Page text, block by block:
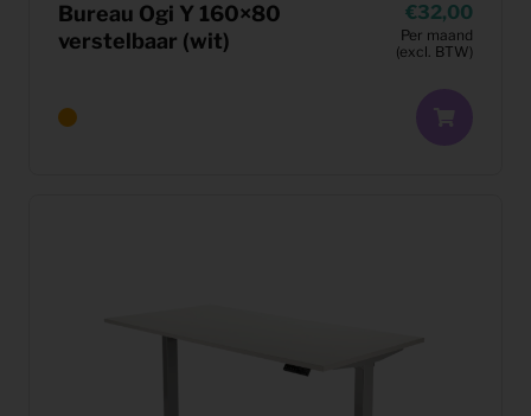
Bureau Ogi Y 160×80
verstelbaar (wit)
32,00
Per maand
(excl. BTW)